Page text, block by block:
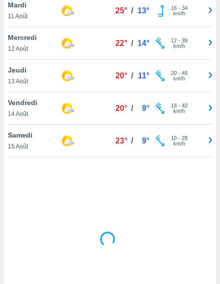
un
la
du
en
de
Mardi
11 Août
25° / 13° 16- 34
km/h
Mercredi
12 Août
22° / 14° 17- 39
km/h
Jeudi
13 Août
20° / 11° 20- 45
km/h
Vendredi
14 Août
20° / 9° 18- 42
km/h
Samedi
15 Août
23° / 9° 10- 28
km/h